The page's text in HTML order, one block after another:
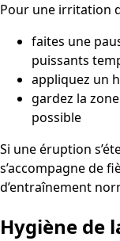
Pour une irritation
faites une
puissants
appliquez un
gardez la
possible
Si une éruption
s’accompagne de
d’entraînement
Hygiène de